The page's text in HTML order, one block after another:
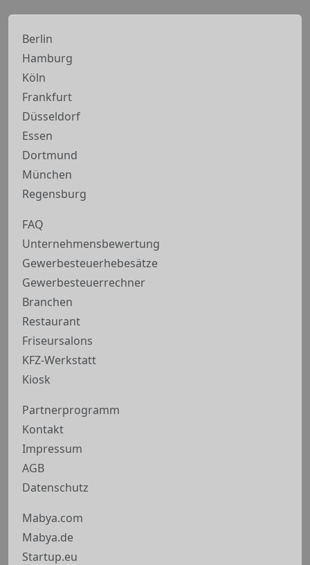
Berlin
Hamburg
Köln
Frankfurt
Düsseldorf
Essen
Dortmund
München
Regensburg
FAQ
Unternehmensbewertung
Gewerbesteuerhebesätze
Gewerbesteuerrechner
Branchen
Restaurant
Friseursalons
KFZ-Werkstatt
Kiosk
Partnerprogramm
Kontakt
Impressum
AGB
Datenschutz
Mabya.com
Mabya.de
Startup.eu